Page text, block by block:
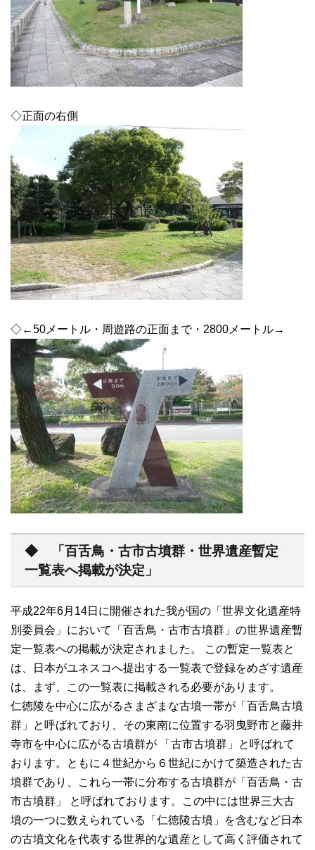
◇正面の右側
◇←50メートル・周遊路の正面まで・2800メートル→
◆ 「百舌鳥・古市古墳群・世界遺産暫定
一覧表へ掲載が決定」
平成22年6月14日に開催された我が国の「世界文化遺産特
別委員会」において「百舌鳥・古市古墳群」の世界遺産暫
定一覧表への掲載が決定されました。 この暫定一覧表と
は、日本がユネスコへ提出する一覧表で登録をめざす遺産
は、まず、この一覧表に掲載される必要があります。
仁徳陵を中心に広がるさまざまな古墳一帯が「百舌鳥古墳
群」と呼ばれており、その東南に位置する羽曳野市と藤井
寺市を中心に広がる古墳群が 「古市古墳群」と呼ばれて
おります。ともに４世紀から６世紀にかけて築造された古
墳群であり、これら一帯に分布する古墳群が「百舌鳥・古
市古墳群」 と呼ばれております。この中には世界三大古
墳の一つに数えられている「仁徳陵古墳」を含むなど日本
の古墳文化を代表する世界的な遺産として高く評価されて